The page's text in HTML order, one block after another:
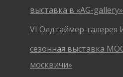
выставка в «AG-gallery»
VI Олдтаймер-галерея
сезонная выставка
москвичи»